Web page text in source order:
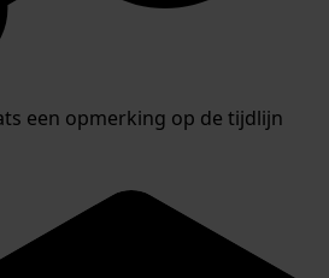
een opmerking op de tijdlijn